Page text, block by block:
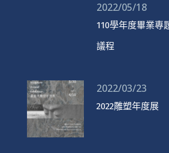
2022/05/18
110學年度畢業專
議程
2022/03/23
2022雕塑年度展